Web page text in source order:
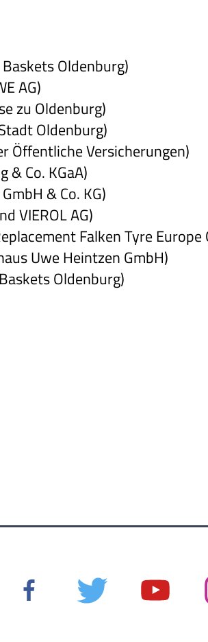
Oldenburg)
AG)
zu Oldenburg)
Oldenburg)
Öffentliche Versicherungen)
& Co. KGaA)
& Co. KG)
VIEROL AG)
Falken Tyre Europe
Uwe Heintzen GmbH)
Oldenburg)